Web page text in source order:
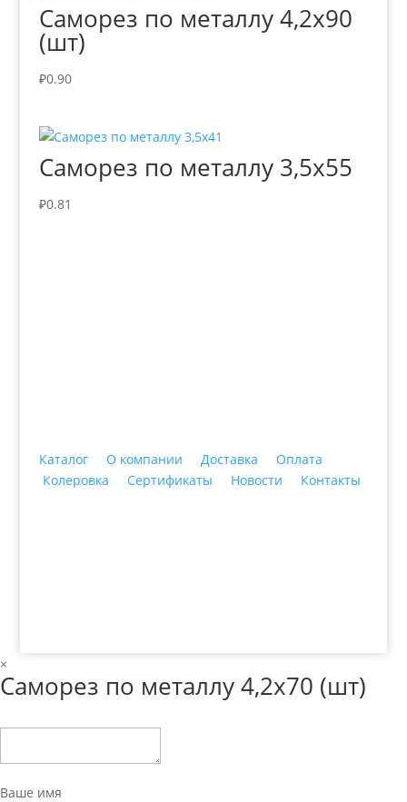
Саморез по металлу 4,2х90
(шт)
₽0.90
Саморез по металлу 3,5х55
₽0.81
Каталог О компании Доставка
Оплата
Колеровка
Сертификаты Новости Контакты
×
Саморез по металлу 4,2х70 (шт)
Ваше имя